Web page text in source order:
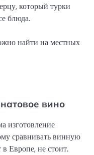
который турки
блюда.
найти на местных
вино
изготовление
сравнивать винную
Европе, не стоит.